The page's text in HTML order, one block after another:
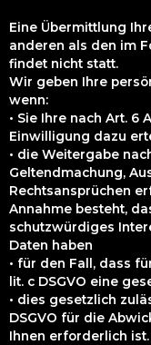
Eine Übermittlung
anderen als den im
findet nicht statt.
Wir geben Ihre
wenn:
• Sie Ihre nach Art. 6
Einwilligung dazu
• die Weitergabe
Geltendmachung,
Rechtsansprüchen
Annahme besteht,
schutzwürdiges
Daten haben
• für den Fall, dass
lit. c DSGVO eine
• dies gesetzlich
DSGVO für die
Ihnen erforderlich ist.